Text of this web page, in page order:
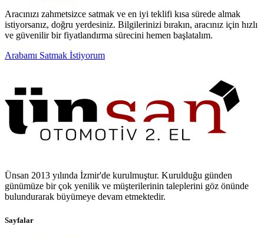
Aracınızı zahmetsizce satmak ve en iyi teklifi kısa sürede almak
istiyorsanız, doğru yerdesiniz. Bilgilerinizi bırakın, aracınız için hızlı
ve güvenilir bir fiyatlandırma sürecini hemen başlatalım.
Arabamı Satmak İstiyorum
Ünsan 2013 yılında İzmir'de kurulmuştur. Kurulduğu günden
günümüze bir çok yenilik ve müşterilerinin taleplerini göz önünde
bulundurarak büyümeye devam etmektedir.
Sayfalar